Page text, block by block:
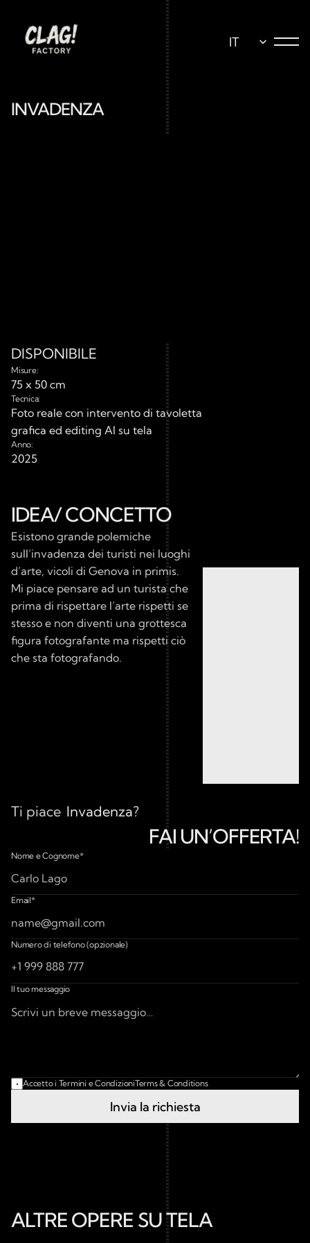
IT
INVADENZA
DISPONIBILE
Misure:
75 x 50 cm
Tecnica:
Foto reale con intervento di tavoletta
grafica ed editing AI su tela
Anno:
2025
IDEA/ CONCETTO
Esistono grande polemiche
sull’invadenza dei turisti nei luoghi
d’arte, vicoli di Genova in primis.
Mi piace pensare ad un turista che
prima di rispettare l’arte rispetti se
stesso e non diventi una grottesca
figura fotografante ma rispetti ciò
che sta fotografando.
Ti piace Invadenza?
FAI UN’OFFERTA!
Make an Offer for
Nome e Cognome*
Email*
Numero di telefono (opzionale)
Il tuo messaggio
Accetto i Termini e CondizioniTerms & Conditions
Invia la richiesta
ALTRE OPERE SU TELA